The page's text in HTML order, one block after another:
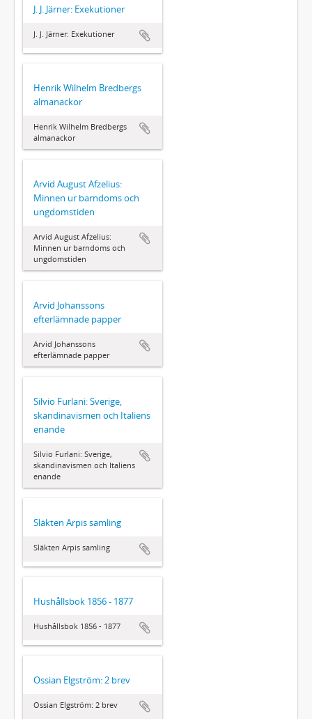
J. J. Järner: Exekutioner
J. J. Järner: Exekutioner
Henrik Wilhelm Bredbergs
almanackor
Henrik Wilhelm Bredbergs
almanackor
Arvid August Afzelius:
Minnen ur barndoms och
ungdomstiden
Arvid August Afzelius:
Minnen ur barndoms och
ungdomstiden
Arvid Johanssons
efterlämnade papper
Arvid Johanssons
efterlämnade papper
Silvio Furlani: Sverige,
skandinavismen och Italiens
enande
Silvio Furlani: Sverige,
skandinavismen och Italiens
enande
Släkten Arpis samling
Släkten Arpis samling
Hushållsbok 1856 - 1877
Hushållsbok 1856 - 1877
Ossian Elgström: 2 brev
Ossian Elgström: 2 brev